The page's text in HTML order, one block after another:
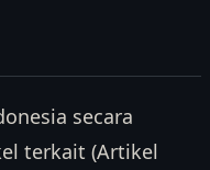
secara
terkait (Artikel